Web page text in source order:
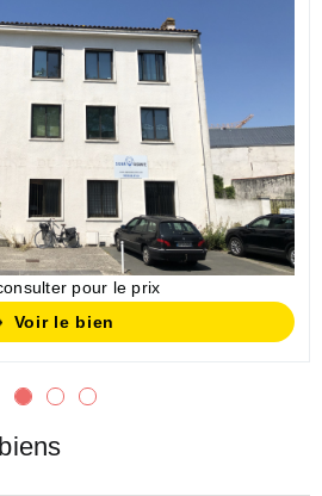
pour le prix
Voir le bien